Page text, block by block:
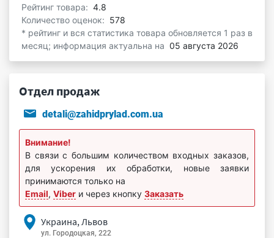
Рейтинг товара: 4.8
Количество оценок: 578
* рейтинг и вся статистика товара обновляется 1 раз в
месяц; информация актуальна на 05 августа 2026
Отдел продаж
detali@zahidprylad.com.ua
Внимание!
В связи с большим количеством входных заказов,
для ускорения их обработки, новые заявки
принимаются только на
Email, Viber и через кнопку Заказать
Украина, Львов
ул. Городоцкая, 222